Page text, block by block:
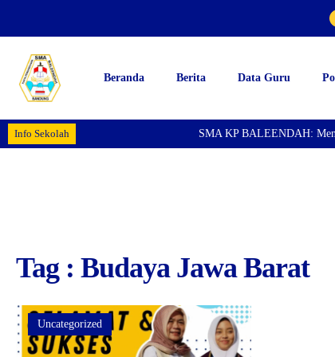
Beranda Berita Data Guru
Info Sekolah SMA KP BALEENDAH:
Tag : Budaya Jawa Barat
Uncategorized